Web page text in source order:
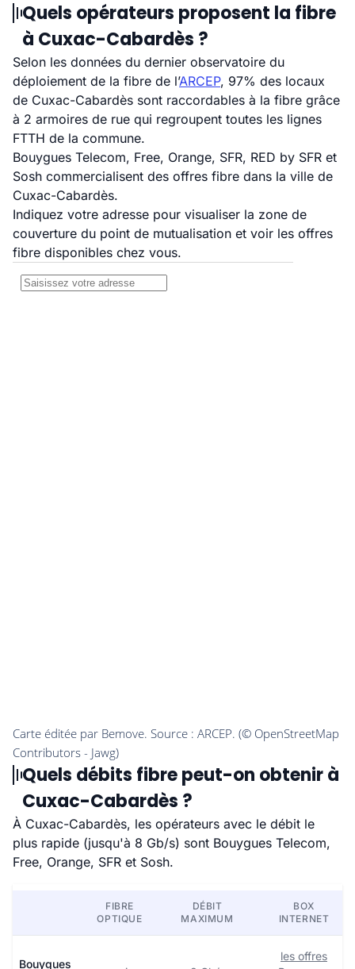
Quels opérateurs proposent la fibre
à Cuxac-Cabardès ?
Selon les données du dernier observatoire du
déploiement de la fibre de l’ARCEP, 97% des locaux
de Cuxac-Cabardès sont raccordables à la fibre grâce
à 2 armoires de rue qui regroupent toutes les lignes
FTTH de la commune.
Bouygues Telecom, Free, Orange, SFR, RED by SFR et
Sosh commercialisent des offres fibre dans la ville de
Cuxac-Cabardès.
Indiquez votre adresse pour visualiser la zone de
couverture du point de mutualisation et voir les offres
fibre disponibles chez vous.
Quels débits fibre peut-on obtenir à
Cuxac-Cabardès ?
À Cuxac-Cabardès, les opérateurs avec le débit le
plus rapide (jusqu'à 8 Gb/s) sont Bouygues Telecom,
Free, Orange, SFR et Sosh.
FIBRE
OPTIQUE
DÉBIT
MAXIMUM
BOX
INTERNET
Bouygues
les offres